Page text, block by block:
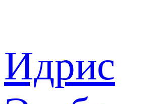
Идрис